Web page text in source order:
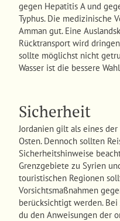
gegen Hepatitis A und
Typhus. Die medizinische
Amman gut. Eine
Rücktransport wird
sollte möglichst nicht
Wasser ist die bessere
Sicherheit
Jordanien gilt als eines
Osten. Dennoch sollten
Sicherheitshinweise
Grenzgebiete zu Syrien
touristischen Regionen
Vorsichtsmaßnahmen
berücksichtigt werden.
du den Anweisungen der